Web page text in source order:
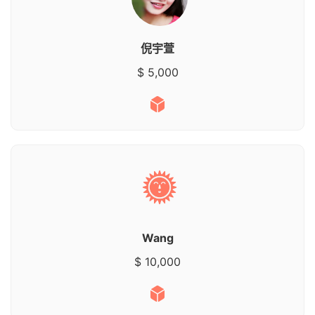
倪宇萱
$ 5,000
Wang
$ 10,000